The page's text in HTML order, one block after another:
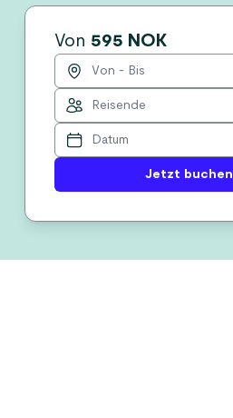
Von 595 NOK
Jetzt buchen